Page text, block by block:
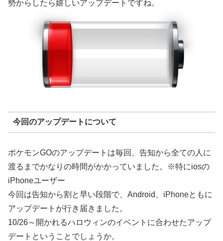
勢からしたら嬉しいアップデートですね。
今回のアップデートについて
ポケモンGOのアップデートは毎回、告知から全ての人に
渡るまでかなりの時間がかかっていました。※特にiosの
iPhoneユーザー
今回は告知から割と早い段階で、Android、iPhoneともに
アップデートが行き届きました。
10/26～開かれるハロウィンのイベントに合わせたアップ
デートということでしょうか。